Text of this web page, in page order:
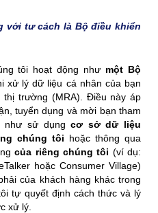
với tư cách là Bộ điều khiển
tôi hoạt động như một Bộ
xử lý dữ liệu cá nhân của bạn
thị trường (MRA). Điều này áp
tuyển dụng và mời bạn tham
như sử dụngcơ sở dữ liệu
chúng tôi hoặc thông qua
của riêng chúng tôi (ví dụ:
hoặc Consumer Village)
của khách hàng khác trong
tự quyết định cách thức và lý
xử lý.